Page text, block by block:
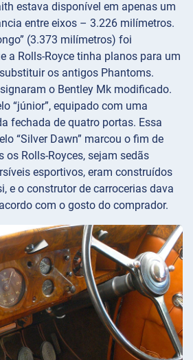
estava disponível em apenas um
entre eixos – 3.226 milímetros.
(3.373 milímetros) foi
a Rolls-Royce tinha planos para um
os antigos Phantoms.
o Bentley Mk modificado.
“júnior”, equipado com uma
fechada de quatro portas. Essa
“Silver Dawn” marcou o fim de
os Rolls-Royces, sejam sedãs
esportivos, eram construídos
e o construtor de carrocerias dava
com o gosto do comprador.